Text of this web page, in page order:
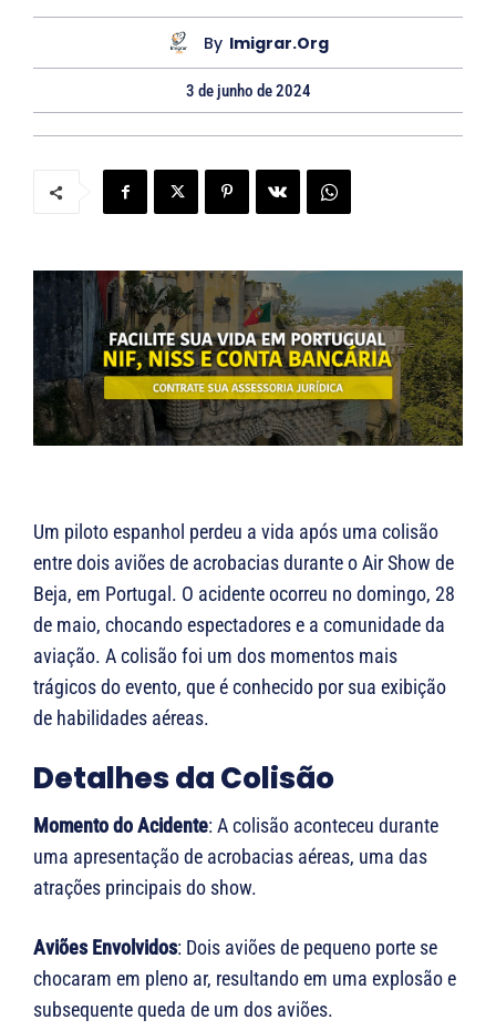
By Imigrar.org
3 de junho de 2024
Um piloto espanhol perdeu a vida após uma colisão
entre dois aviões de acrobacias durante o Air Show de
Beja, em Portugal. O acidente ocorreu no domingo, 28
de maio, chocando espectadores e a comunidade da
aviação. A colisão foi um dos momentos mais
trágicos do evento, que é conhecido por sua exibição
de habilidades aéreas.
Detalhes da Colisão
Momento do Acidente: A colisão aconteceu durante
uma apresentação de acrobacias aéreas, uma das
atrações principais do show.
Aviões Envolvidos: Dois aviões de pequeno porte se
chocaram em pleno ar, resultando em uma explosão e
subsequente queda de um dos aviões.